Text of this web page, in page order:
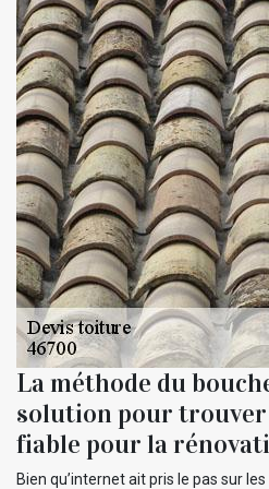
La méthode du
solution pour
fiable pour la
Bien qu’internet ait pris le pas sur